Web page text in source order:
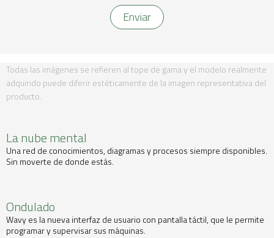
Todas las imágenes se refieren al tope de gama y el modelo realmente
adquirido puede diferir estéticamente de la imagen representativa del
producto.
La nube mental
Una red de conocimientos, diagramas y procesos siempre disponibles.
Sin moverte de donde estás.
Ondulado
Wavy es la nueva interfaz de usuario con pantalla táctil, que le permite
programar y supervisar sus máquinas.